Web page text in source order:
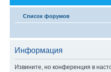
Список форумов
Информация
Извините, но конференция в